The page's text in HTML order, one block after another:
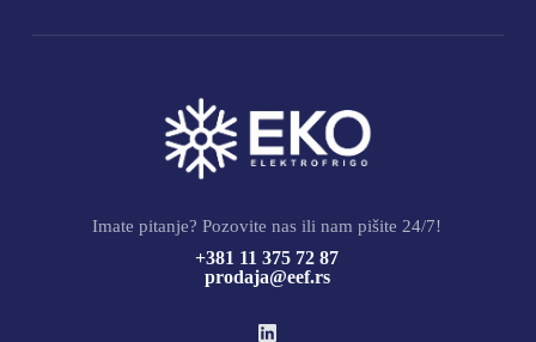
Imate pitanje? Pozovite nas ili nam pišite 24/7!
+381 11 375 72 87
prodaja@eef.rs